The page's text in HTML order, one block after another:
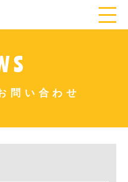
問い合わせ